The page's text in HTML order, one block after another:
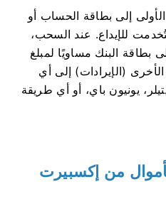
إلى بطاقة الحساب أو
للإيداع. عند السحب،
البنك مساويًا لمبلغ
(الإيرادات) إلى أي
يونيون باي، أو أي طريقة
من إكسبيرت